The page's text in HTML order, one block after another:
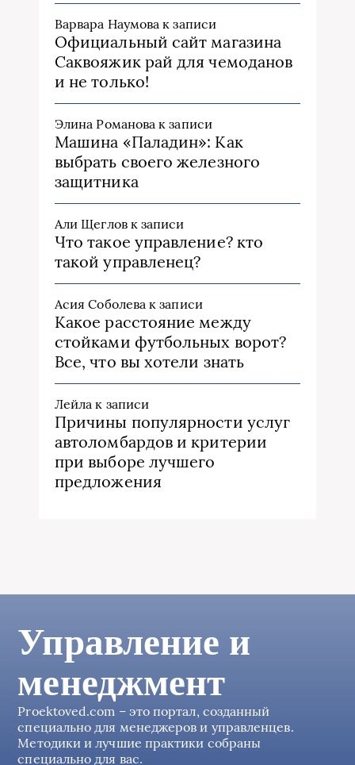
Варвара Наумова к записи
Официальный сайт магазина
Саквояжик рай для чемоданов
и не только!
Элина Романова к записи
Машина «Паладин»: Как
выбрать своего железного
защитника
Али Щегловк записи
Что такое управление? кто
такой управленец?
Асия Соболева к записи
Какое расстояние между
стойками футбольных ворот?
Все, что вы хотели знать
Лейла к записи
Причины популярности услуг
автоломбардов и критерии
при выборе лучшего
предложения
Управление и
менеджмент
Proektoved.com – это портал, созданный
специально для менеджеров и управленцев.
Методики и лучшие практики собраны
специально для вас.